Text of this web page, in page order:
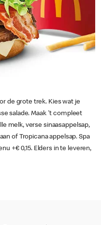
de grote trek. Kies wat je
salade. Maak 't compleet
melk, verse sinaasappelsap,
of Tropicana appelsap. Spa
+€ 0,15. Elders in te leveren,